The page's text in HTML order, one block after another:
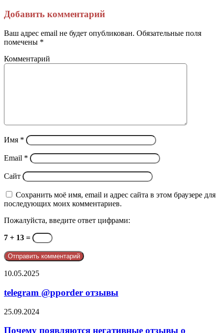
через
электронную
почту
Добавить комментарий
Ваш адрес email не будет опубликован. Обязательные поля
помечены *
Комментарий
Имя *
Email *
Сайт
Сохранить моё имя, email и адрес сайта в этом браузере для
последующих моих комментариев.
Пожалуйста, введите ответ цифрами:
7 + 13 =
telegram
отзывы
10.05.2025
telegram @pporder отзывы
Почему
негативные
25.09.2024
Почему появляются негативные отзывы о